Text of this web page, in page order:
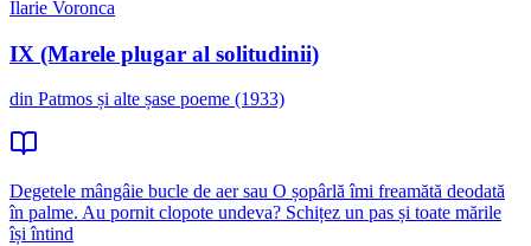
Ilarie Voronca
IX (Marele plugar al solitudinii)
din Patmos și alte șase poeme (1933)
Degetele mângâie bucle de aer sau O șopârlă îmi freamătă deodată
în palme. Au pornit clopote undeva? Schițez un pas și toate mările
își întind